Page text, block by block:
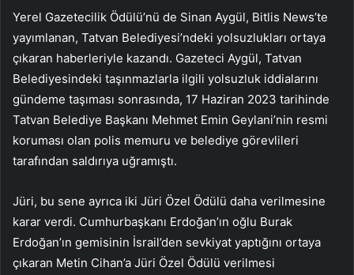
Yerel Gazetecilik Ödülü’nü de Sinan Aygül, Bitlis News’te
yayımlanan, Tatvan Belediyesi’ndeki yolsuzlukları ortaya
çıkaran haberleriyle kazandı. Gazeteci Aygül, Tatvan
Belediyesindeki taşınmazlarla ilgili yolsuzluk iddialarını
gündeme taşıması sonrasında, 17 Haziran 2023 tarihinde
Tatvan Belediye Başkanı Mehmet Emin Geylani’nin resmi
koruması olan polis memuru ve belediye görevlileri
tarafından saldırıya uğramıştı.
Jüri, bu sene ayrıca iki Jüri Özel Ödülü daha verilmesine
karar verdi. Cumhurbaşkanı Erdoğan’ın oğlu Burak
Erdoğan’ın gemisinin İsrail’den sevkiyat yaptığını ortaya
çıkaran Metin Cihan’a Jüri Özel Ödülü verilmesi